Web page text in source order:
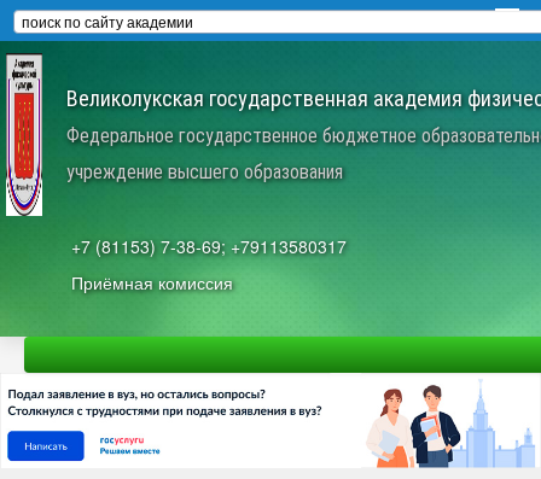
Великолукская государственная академия
Федеральное государственное бюджетное
учреждение высшего образования
+7 (81153) 7-38-69; +79113580317
Приёмная комиссия